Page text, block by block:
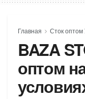
Главная Сток оптом
BAZA
оптом